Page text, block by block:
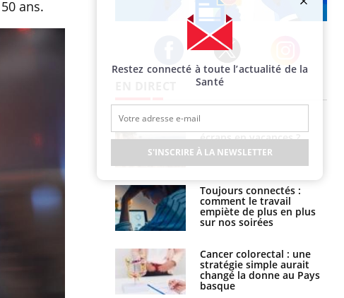
ans.
Facebook Twitter Instagram
chez un touriste
infantile : un
s’interroge sur
taux élevé en France
écrans en vacances ?
Toujours connectés :
comment le travail
empiète de plus en plus
sur nos soirées
Cancer colorectal : une
stratégie simple aurait
changé la donne au Pays
basque
Restez connecté à toute l’actualité de la
Santé
S'INSCRIRE À LA NEWSLETTER